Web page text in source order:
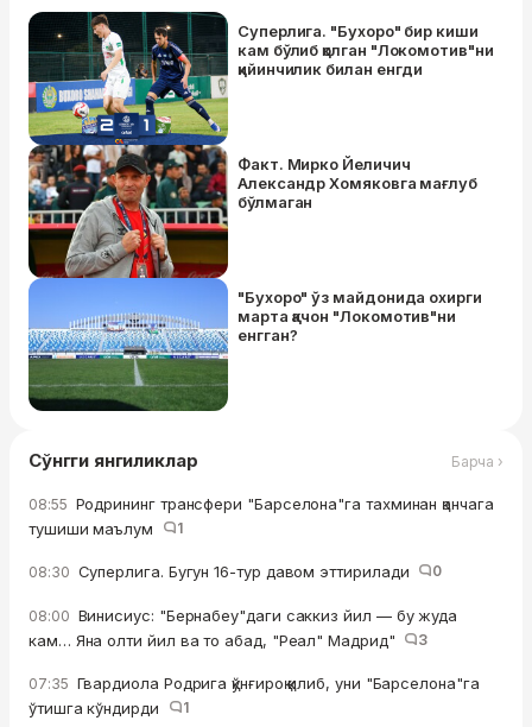
Суперлига. "Бухоро" бир киши
кам бўлиб қолган "Локомотив"ни
қийинчилик билан енгди
Факт. Мирко Йеличич
Александр Хомяковга мағлуб
бўлмаган
"Бухоро" ўз майдонида охирги
марта қачон "Локомотив"ни
енгган?
Сўнгги янгиликлар Барча ›
08:55 Родрининг трансфери "Барселона"га тахминан қанчага
тушиши маълум
1
08:30 Суперлига. Бугун 16-тур давом эттирилади 0
08:00 Винисиус: "Бернабеу"даги саккиз йил — бу жуда
кам… Яна олти йил ва то абад, "Реал" Мадрид"
3
07:35 Гвардиола Родрига қўнғироқ қилиб, уни "Барселона"га
ўтишга кўндирди
1